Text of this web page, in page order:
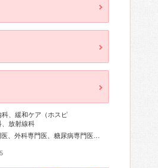
、緩和ケア（ホスピ
、放射線科